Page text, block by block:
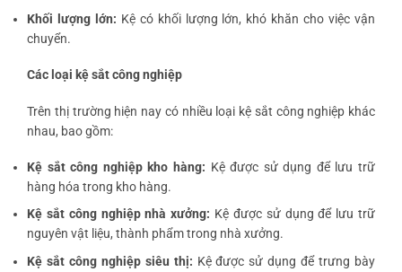
Khối lượng lớn: Kệ có khối lượng lớn, khó khăn cho việc vận
chuyển.
Các loại kệ sắt công nghiệp
Trên thị trường hiện nay có nhiều loại kệ sắt công nghiệp khác
nhau, bao gồm:
Kệ sắt công nghiệp kho hàng: Kệ được sử dụng để lưu trữ
hàng hóa trong kho hàng.
Kệ sắt công nghiệp nhà xưởng: Kệ được sử dụng để lưu trữ
nguyên vật liệu, thành phẩm trong nhà xưởng.
Kệ sắt công nghiệp siêu thị: Kệ được sử dụng để trưng bày